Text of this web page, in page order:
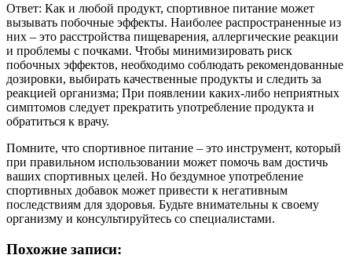
Ответ: Как и любой продукт, спортивное питание может
вызывать побочные эффекты. Наиболее распространенные из
них – это расстройства пищеварения, аллергические реакции
и проблемы с почками. Чтобы минимизировать риск
побочных эффектов, необходимо соблюдать рекомендованные
дозировки, выбирать качественные продукты и следить за
реакцией организма; При появлении каких-либо неприятных
симптомов следует прекратить употребление продукта и
обратиться к врачу.
Помните, что спортивное питание – это инструмент, который
при правильном использовании может помочь вам достичь
ваших спортивных целей. Но бездумное употребление
спортивных добавок может привести к негативным
последствиям для здоровья. Будьте внимательны к своему
организму и консультируйтесь со специалистами.
Похожие записи: